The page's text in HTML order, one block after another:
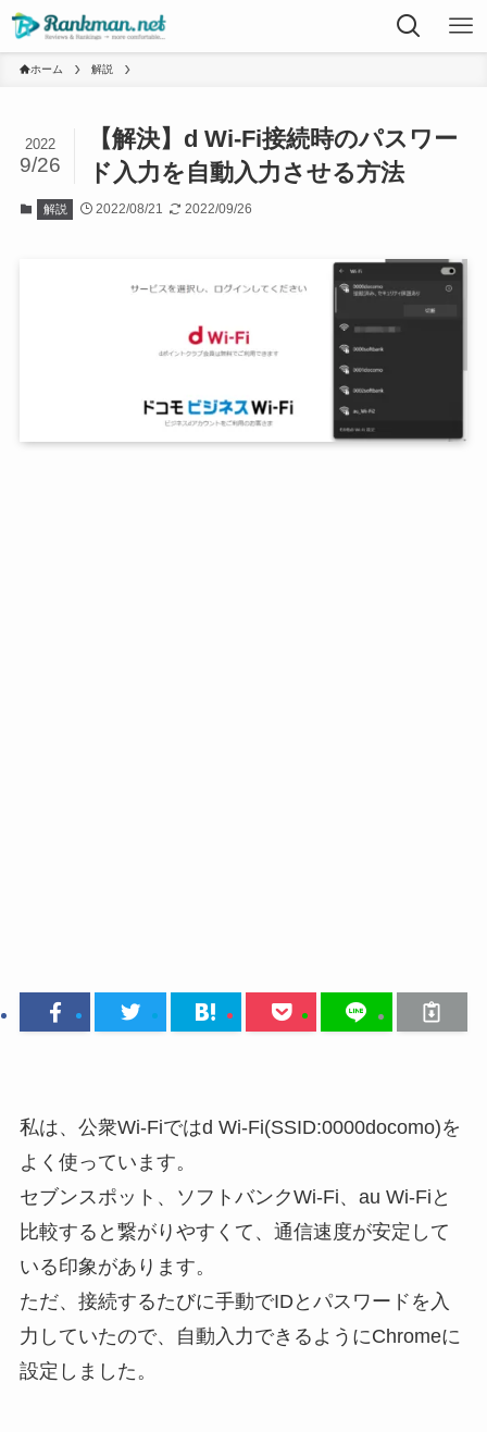
ホーム 解説
【解決】d Wi-Fi接続時のパスワー
ド入力を自動入力させる方法
2022
9/26
解説 2022/08/21 2022/09/26
私は、公衆Wi-Fiではd Wi-Fi(SSID:0000docomo)を
よく使っています。
セブンスポット、ソフトバンクWi-Fi、au Wi-Fiと
比較すると繋がりやすくて、通信速度が安定して
いる印象があります。
ただ、接続するたびに手動でIDとパスワードを入
力していたので、自動入力できるようにChromeに
設定しました。